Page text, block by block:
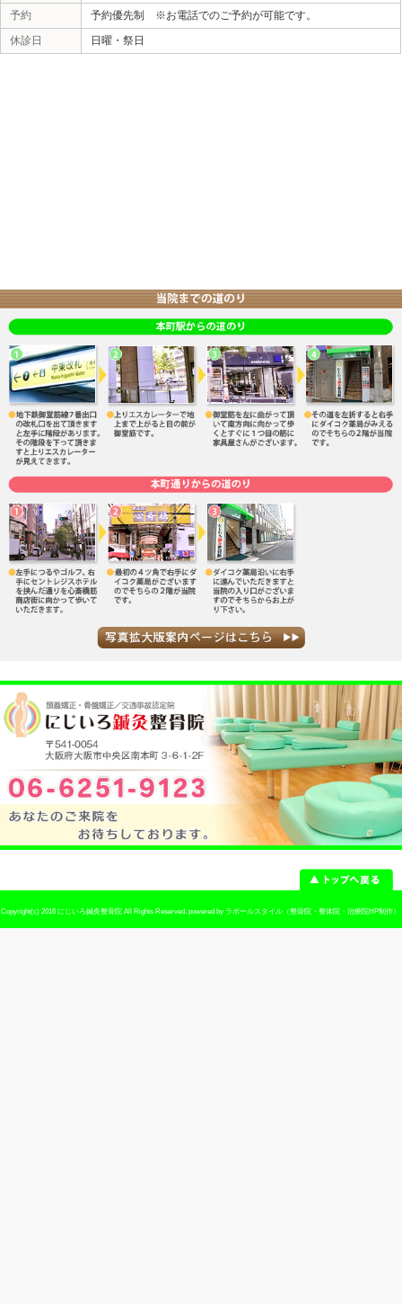
中央区・本町・本町駅のにじいろ鍼灸整骨院ではゴルフ
調整することで、不自然なスイングを改善し、姿勢がよ
当院へのアクセス情報
所在地
〒541-0054 大阪府大阪市中央区南本
駐車場
電話番号
06-6251-9123
予約
予約優先制 ※お電話でのご予約が可
休診日
日曜・祭日